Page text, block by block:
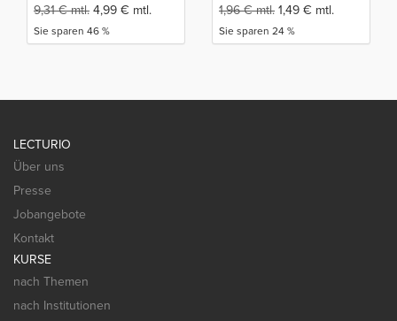
9,31€mtl. 4,99 € mtl.
Sie sparen 46 %
1,96€mtl. 1,49 € mtl.
Sie sparen 24 %
LECTURIO
Über uns
Presse
Jobangebote
Kontakt
KURSE
nach Themen
nach Institutionen